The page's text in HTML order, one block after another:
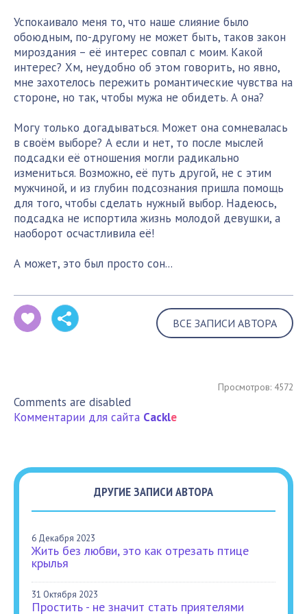
Успокаивало меня то, что наше слияние было
обоюдным, по-другому не может быть, таков закон
мироздания – её интерес совпал с моим. Какой
интерес? Хм, неудобно об этом говорить, но явно,
мне захотелось пережить романтические чувства на
стороне, но так, чтобы мужа не обидеть. А она?
Могу только догадываться. Может она сомневалась
в своём выборе? А если и нет, то после мыслей
подсадки её отношения могли радикально
измениться. Возможно, её путь другой, не с этим
мужчиной, и из глубин подсознания пришла помощь
для того, чтобы сделать нужный выбор. Надеюсь,
подсадка не испортила жизнь молодой девушки, а
наоборот осчастливила её!
А может, это был просто сон...
ВСЕ ЗАПИСИ АВТОРА
Просмотров: 4572
Comments are disabled
Комментарии для сайта Cackle
ДРУГИЕ ЗАПИСИ АВТОРА
6 Декабря 2023
Жить без любви, это как отрезать птице
крылья
31 Октября 2023
Простить - не значит стать приятелями